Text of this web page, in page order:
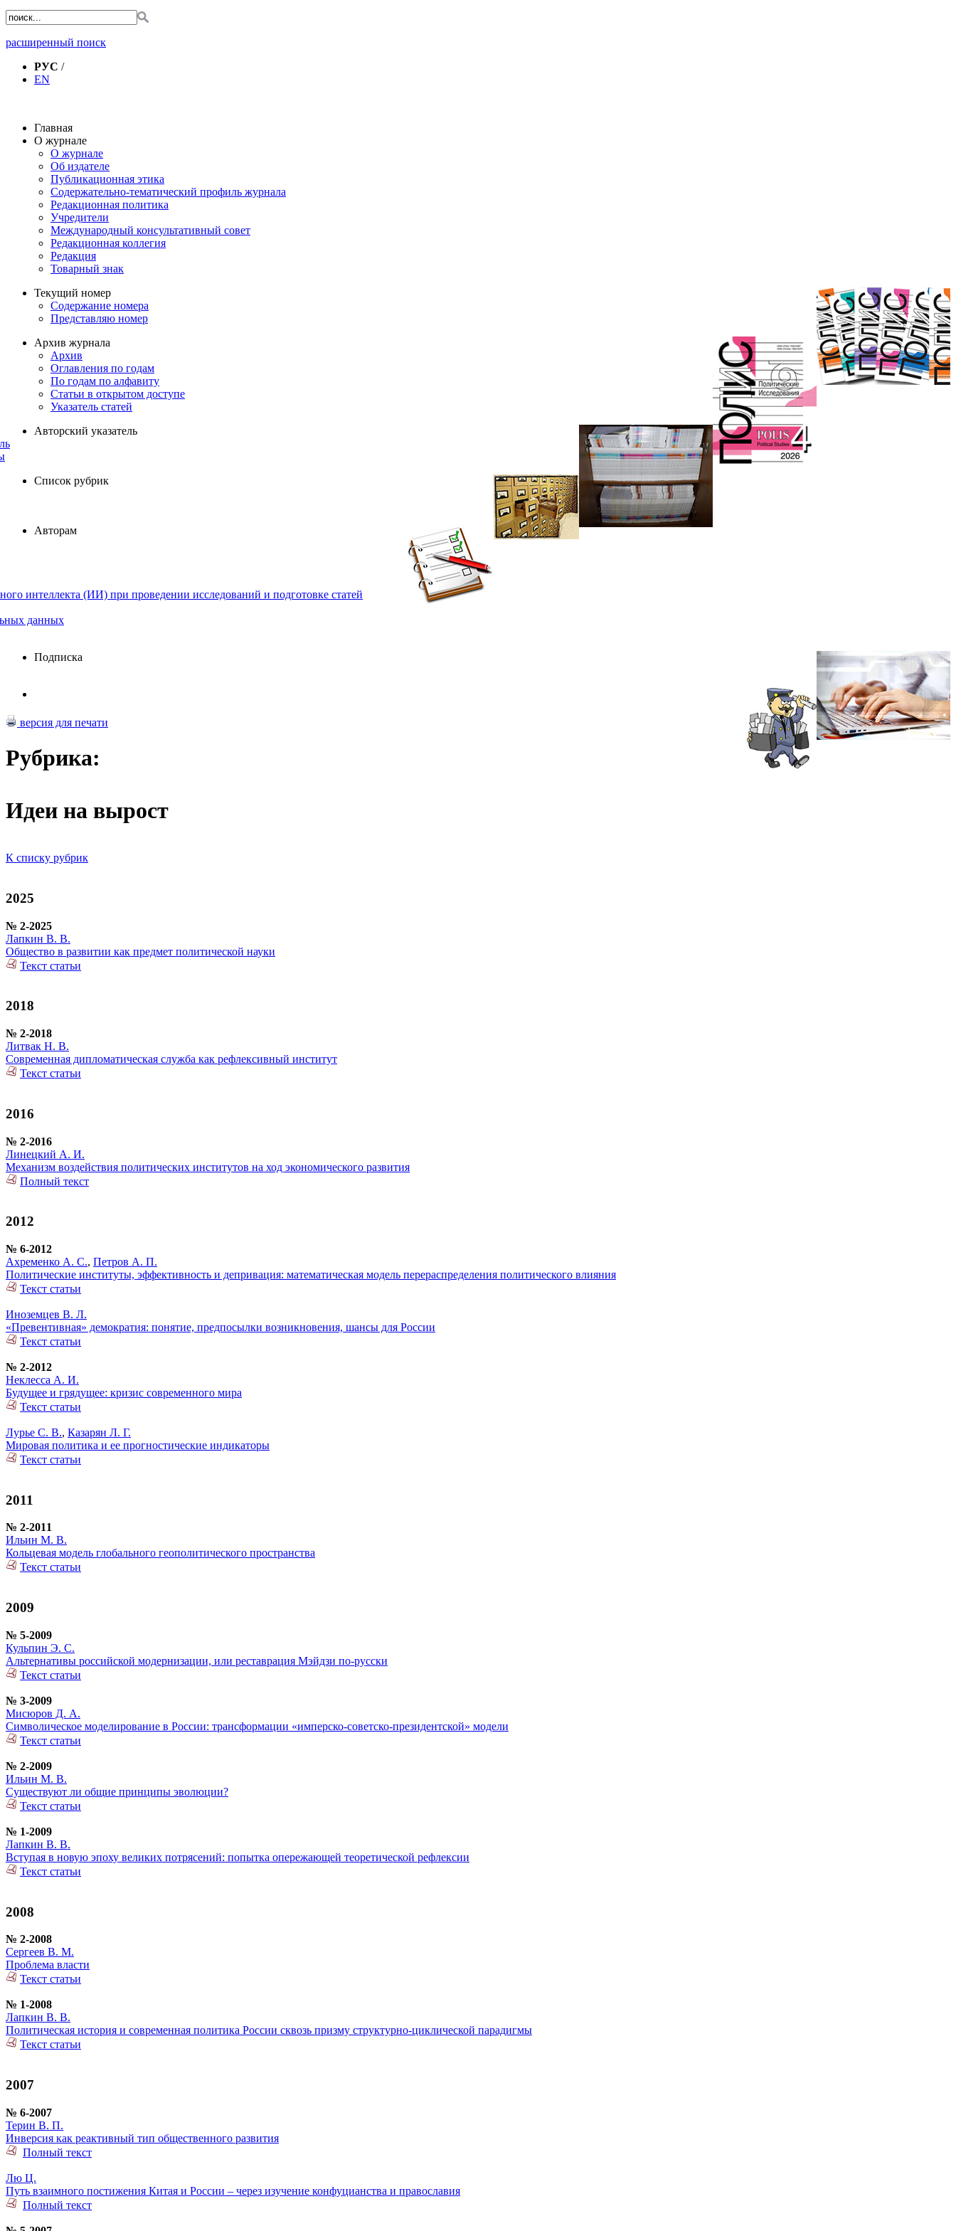
расширенный поиск
РУС /
EN
Главная
О журнале
О журнале
Об издателе
Публикационная этика
Содержательно-тематический профиль журнала
Редакционная политика
Учредители
Международный консультативный совет
Редакционная коллегия
Редакция
Товарный знак
Текущий номер
Содержание номера
Представляю номер
Архив журнала
Архив
Оглавления по годам
По годам по алфавиту
Статьи в открытом доступе
Указатель статей
Авторский указатель
Список рубрик
Авторам
интеллекта (ИИ) при проведении исследований и подготовке статей
данных
Подписка
версия для печати
Рубрика:
Идеи на вырост
К списку рубрик
2025
№ 2-2025
Лапкин В. В.
Общество в развитии как предмет политической науки
Текст статьи
2018
№ 2-2018
Литвак Н. В.
Современная дипломатическая служба как рефлексивный институт
Текст статьи
2016
№ 2-2016
Линецкий А. И.
Механизм воздействия политических институтов на ход экономического развития
Полный текст
2012
№ 6-2012
Ахременко А. С., Петров А. П.
Политические институты, эффективность и депривация: математическая модель перераспределения политического влияния
Текст статьи
Иноземцев В. Л.
«Превентивная» демократия: понятие, предпосылки возникновения, шансы для России
Текст статьи
№ 2-2012
Неклесса А. И.
Будущее и грядущее: кризис современного мира
Текст статьи
Лурье С. В., Казарян Л. Г.
Мировая политика и ее прогностические индикаторы
Текст статьи
2011
№ 2-2011
Ильин М. В.
Кольцевая модель глобального геополитического пространства
Текст статьи
2009
№ 5-2009
Кульпин Э. С.
Альтернативы российской модернизации, или реставрация Мэйдзи по-русски
Текст статьи
№ 3-2009
Мисюров Д. А.
Символическое моделирование в России: трансформации «имперско-советско-президентской» модели
Текст статьи
№ 2-2009
Ильин М. В.
Существуют ли общие принципы эволюции?
Текст статьи
№ 1-2009
Лапкин В. В.
Вступая в новую эпоху великих потрясений: попытка опережающей теоретической рефлексии
Текст статьи
2008
№ 2-2008
Сергеев В. М.
Проблема власти
Текст статьи
№ 1-2008
Лапкин В. В.
Политическая история и современная политика России сквозь призму структурно-циклической парадигмы
Текст статьи
2007
№ 6-2007
Терин В. П.
Инверсия как реактивный тип общественного развития
Полный текст
Лю Ц.
Путь взаимного постижения Китая и России – через изучение конфуцианства и православия
Полный текст